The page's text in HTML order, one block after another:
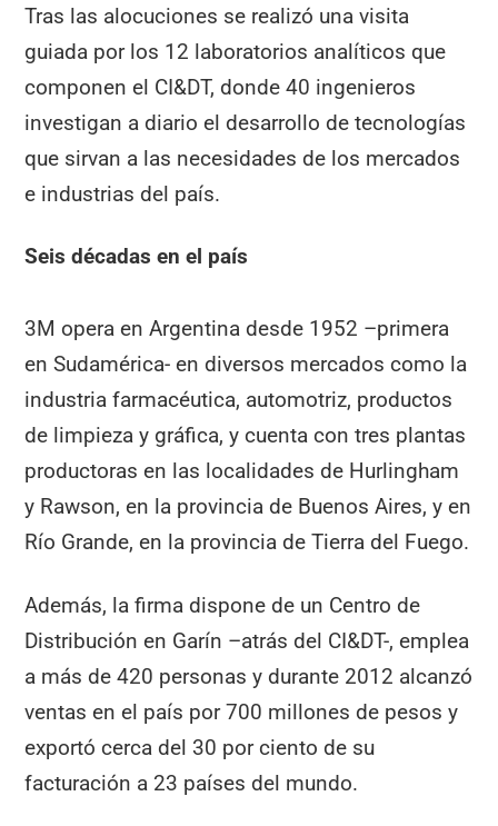
Tras las alocuciones se realizó una visita
guiada por los 12 laboratorios analíticos que
componen el CI&DT, donde 40 ingenieros
investigan a diario el desarrollo de tecnologías
que sirvan a las necesidades de los mercados
e industrias del país.
Seis décadas en el país
3M opera en Argentina desde 1952 –primera
en Sudamérica- en diversos mercados como la
industria farmacéutica, automotriz, productos
de limpieza y gráfica, y cuenta con tres plantas
productoras en las localidades de Hurlingham
y Rawson, en la provincia de Buenos Aires, y en
Río Grande, en la provincia de Tierra del Fuego.
Además, la firma dispone de un Centro de
Distribución en Garín –atrás del CI&DT-, emplea
a más de 420 personas y durante 2012 alcanzó
ventas en el país por 700 millones de pesos y
exportó cerca del 30 por ciento de su
facturación a 23 países del mundo.